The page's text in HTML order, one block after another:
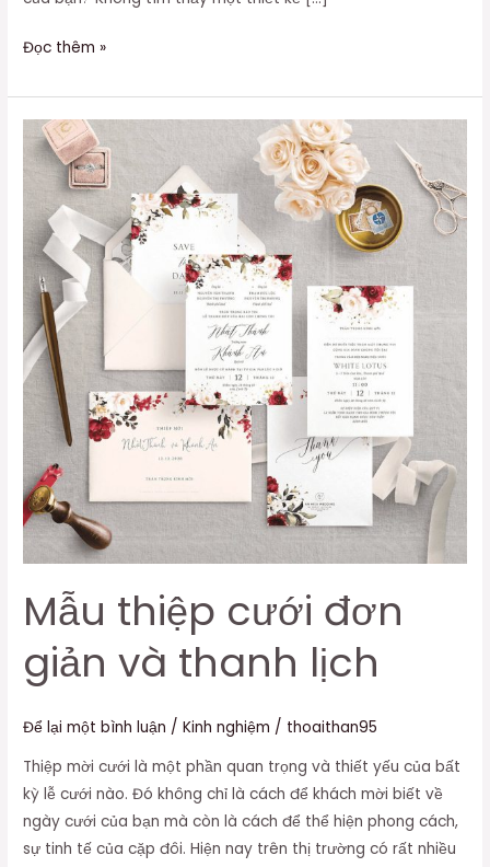
Đọc thêm »
Mẫu thiệp cưới đơn
giản và thanh lịch
Để lại một bình luận /Kinh nghiệm / thoaithan95
Thiệp mời cưới là một phần quan trọng và thiết yếu của bất
kỳ lễ cưới nào. Đó không chỉ là cách để khách mời biết về
ngày cưới của bạn mà còn là cách để thể hiện phong cách,
sự tinh tế của cặp đôi. Hiện nay trên thị trường có rất nhiều
Mẫu
thiệp
đơn
giản
và
thanh
lịch